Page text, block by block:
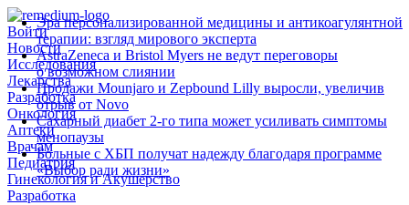
Войти
Новости
Исследования
Лекарства
Разработка
Онкология
Аптеки
Врачам
Педиатрия
Гинекология и Акушерство
Разработка
Эра персонализированной медицины и антикоагулянтной
терапии: взгляд мирового эксперта
AstraZeneca и Bristol Myers не ведут переговоры
о возможном слиянии
Продажи Mounjaro и Zepbound Lilly выросли, увеличив
отрыв от Novo
Сахарный диабет 2‑го типа может усиливать симптомы
менопаузы
Больные с ХБП получат надежду благодаря программе
«Выбор ради жизни»